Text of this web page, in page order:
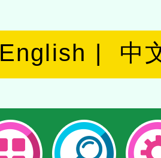
English 中